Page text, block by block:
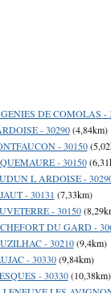
DE COMOLAS -
- 30290(4,84km)
- 30150
- 30150
L ARDOISE -
- 30131 (7,33km)
- 30150
DU GARD -
- 30210(9,4km)
- 30330(9,84km)
- 30330(10,38km)